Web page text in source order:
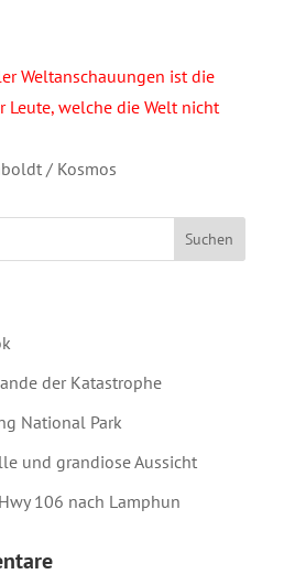
Weltanschauungen ist die
Leute, welche die Welt nicht
/ Kosmos
der Katastrophe
National Park
und grandiose Aussicht
106 nach Lamphun